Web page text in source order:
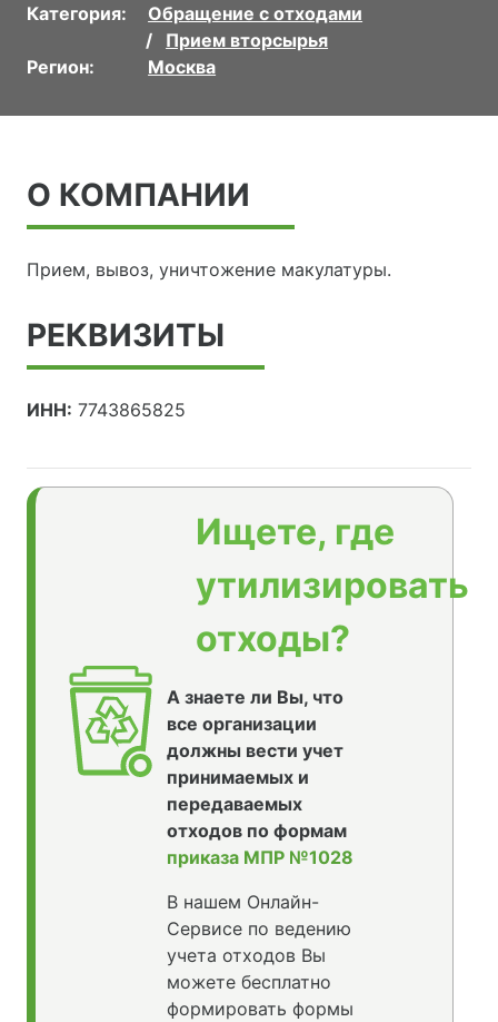
Категория:
Обращение с отходами
Прием вторсырья
Регион:
Москва
О КОМПАНИИ
Прием, вывоз, уничтожение макулатуры.
РЕКВИЗИТЫ
ИНН: 7743865825
Ищете, где
утилизировать
отходы?
А знаете ли Вы, что
все организации
должны вести учет
принимаемых и
передаваемых
отходов по формам
приказа МПР №1028
В нашем Онлайн-
Сервисе по ведению
учета отходов Вы
можете бесплатно
формировать формы